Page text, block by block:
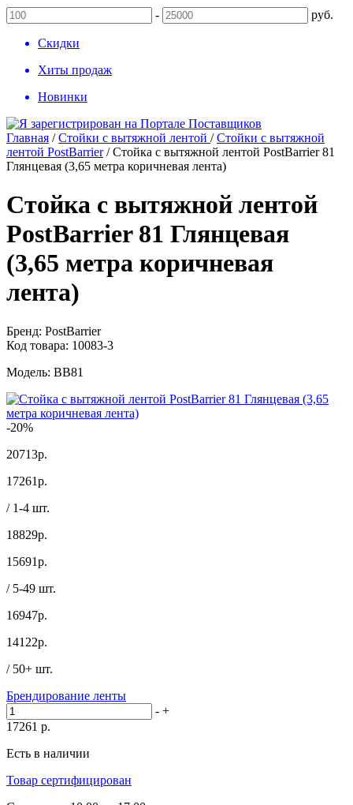
- руб.
Скидки
Хиты продаж
Новинки
Главная /Стойки с вытяжной лентой /Стойки с вытяжной
лентой PostBarrier/Стойка с вытяжной лентой PostBarrier 81
Глянцевая (3,65 метра коричневая лента)
Стойка с вытяжной лентой
PostBarrier 81 Глянцевая
(3,65 метра коричневая
лента)
Бренд: PostBarrier
Код товара: 10083-3
Модель: BB81
-20%
20713р.
17261р.
/ 1-4 шт.
18829р.
15691р.
/ 5-49 шт.
16947р.
14122р.
/ 50+ шт.
Брендирование ленты
- +
17261 р.
Есть в наличии
Товар сертифицирован